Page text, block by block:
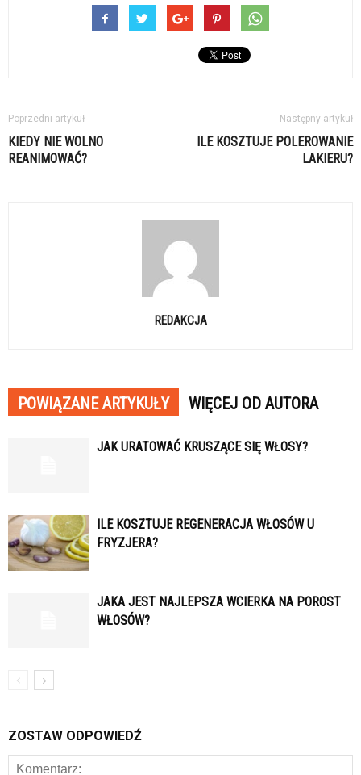
Poprzedni artykuł
KIEDY NIE WOLNO
REANIMOWAĆ?
Następny artykuł
ILE KOSZTUJE POLEROWANIE
LAKIERU?
REDAKCJA
POWIĄZANE ARTYKUŁY WIĘCEJ OD AUTORA
JAK URATOWAĆ KRUSZĄCE SIĘ WŁOSY?
ILE KOSZTUJE REGENERACJA WŁOSÓW U
FRYZJERA?
JAKA JEST NAJLEPSZA WCIERKA NA POROST
WŁOSÓW?
ZOSTAW ODPOWIEDŹ